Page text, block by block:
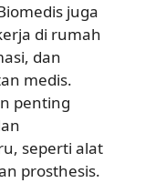
juga
di rumah
dan
medis.
penting
seperti alat
prosthesis.